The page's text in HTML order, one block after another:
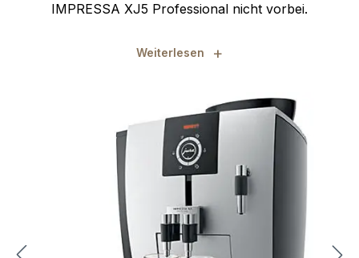
IMPRESSA XJ5 Professional nicht vorbei.
Weiterlesen +